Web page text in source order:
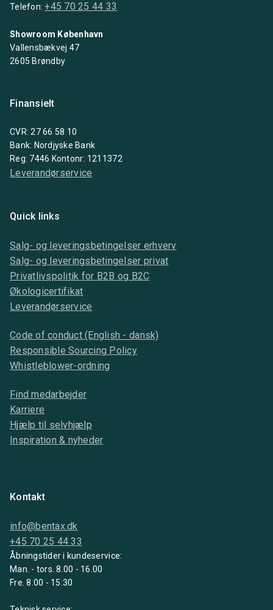
Telefon:+45 70 25 44 33
Showroom København
Vallensbækvej 47
2605 Brøndby
Finansielt
CVR: 27 66 58 10
Bank: Nordjyske Bank
Reg: 7446 Kontonr: 1211372
Leverandørservice
Quick links
Salg- og leveringsbetingelser erhverv
Salg- og leveringsbetingelser privat
Privatlivspolitik for B2B og B2C
Økologicertifikat
Leverandørservice
Code of conduct (English - dansk)
Responsible Sourcing Policy
Whistleblower-ordning
Find medarbejder
Karriere
Hjælp til selvhjælp
Inspiration & nyheder
Kontakt
info@bentax.dk
+45 70 25 44 33
Åbningstider i kundeservice:
Man. - tors. 8.00 - 16.00
Fre. 8.00 - 15:30